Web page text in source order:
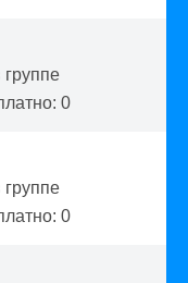
группе
0
группе
0